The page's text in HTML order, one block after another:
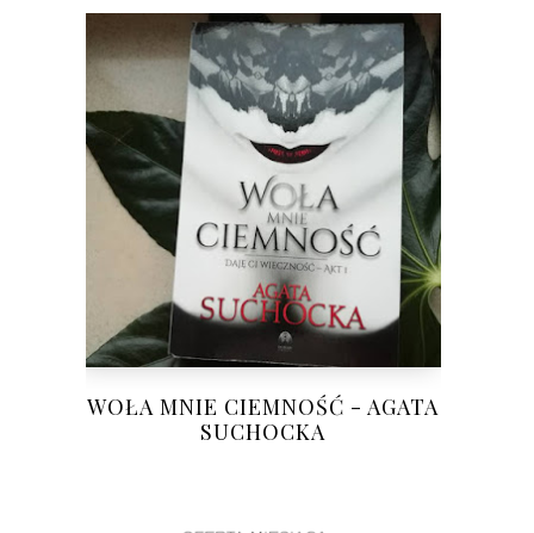
WOŁA MNIE CIEMNOŚĆ - AGATA
SUCHOCKA